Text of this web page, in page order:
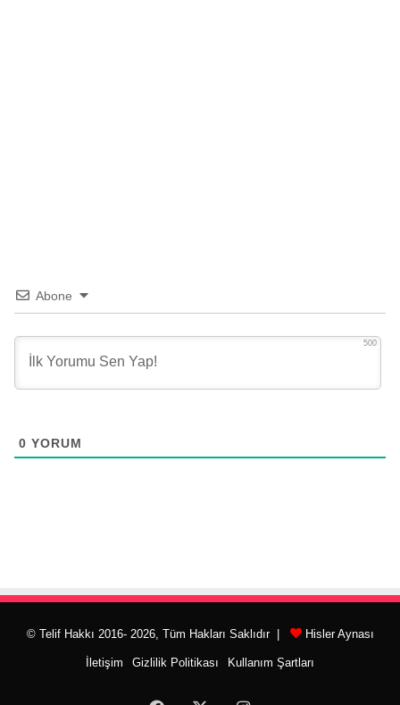
Abone
500
0 YORUM
© Telif Hakkı 2016- 2026, Tüm Hakları Saklıdır | Hisler Aynası
İletişim Gizlilik Politikası Kullanım Şartları